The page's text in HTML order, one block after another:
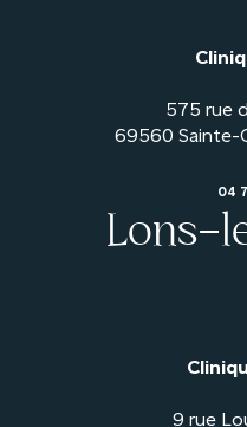
575 rue
04
Lons-
9 rue